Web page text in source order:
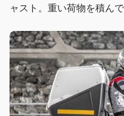
ャスト。重い荷物を積ん